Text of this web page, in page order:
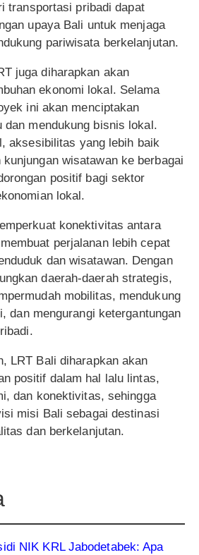
transportasi pribadi dapat
upaya Bali untuk menjaga
pariwisata berkelanjutan.
juga diharapkan akan
ekonomi lokal. Selama
ini akan menciptakan
dan mendukung bisnis lokal.
aksesibilitas yang lebih baik
wisatawan ke berbagai
positif bagi sektor
lokal.
konektivitas antara
perjalanan lebih cepat
dan wisatawan. Dengan
daerah-daerah strategis,
mobilitas, mendukung
dan mengurangi ketergantungan
LRT Bali diharapkan akan
positif dalam hal lalu lintas,
dan konektivitas, sehingga
misi Bali sebagai destinasi
dan berkelanjutan.
NIK KRL Jabodetabek: Apa